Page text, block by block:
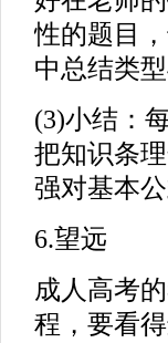
性的题目
中总结类
(3)小结：
把知识条
强对基本
6.望远
成人高考
程，要看